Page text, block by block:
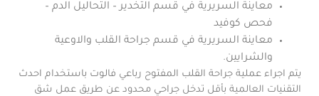
معاينة السريرية في قسم التخدير – التحاليل الدم –
فحص كوفيد
معاينة السريرية في قسم جراحة القلب والاوعية
والشرايين.
يتم اجراء عملية جراحة القلب المفتوح رباعي فالوت باستخدام احدث
التقنيات العالمية بأقل تدخل جراحي محدود عن طريق عمل شق